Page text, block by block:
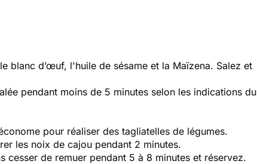
blanc d’œuf, l'huile de sésame et la Maïzena. Salez et
pendant moins de 5 minutes selon les indications du
pour réaliser des tagliatelles de légumes.
les noix de cajou pendant 2 minutes.
cesser de remuer pendant 5 à 8 minutes et réservez.